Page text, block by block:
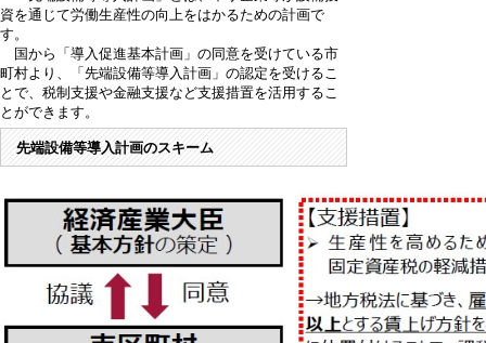
資を通じて労働生産性の向上をはかるための計画で
す。
国から「導入促進基本計画」の同意を受けている市
町村より、「先端設備等導入計画」の認定を受けるこ
とで、税制支援や金融支援など支援措置を活用するこ
とができます。
先端設備等導入計画のスキーム